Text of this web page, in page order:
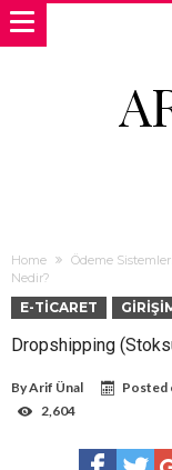
Home Ödeme Sistemleri
Nedir?
E-TICARET
Dropshipping
ByArif Ünal Posted
2,604